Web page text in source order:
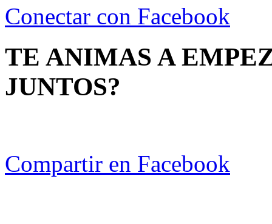
Conectar con Facebook
TE ANIMAS A
JUNTOS?
Compartir en Facebook